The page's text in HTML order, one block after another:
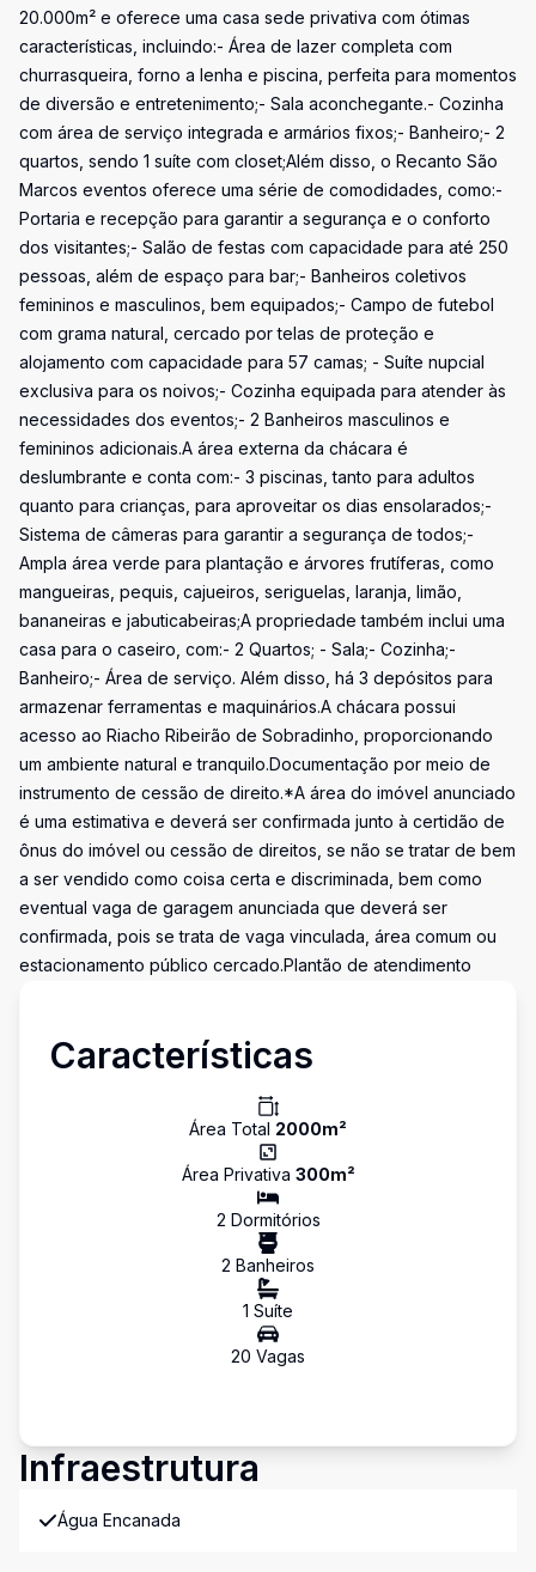
20.000m² e oferece uma casa sede privativa com ótimas
características, incluindo:- Área de lazer completa com
churrasqueira, forno a lenha e piscina, perfeita para momentos
de diversão e entretenimento;- Sala aconchegante.- Cozinha
com área de serviço integrada e armários fixos;- Banheiro;- 2
quartos, sendo 1 suíte com closet;Além disso, o Recanto São
Marcos eventos oferece uma série de comodidades, como:-
Portaria e recepção para garantir a segurança e o conforto
dos visitantes;- Salão de festas com capacidade para até 250
pessoas, além de espaço para bar;- Banheiros coletivos
femininos e masculinos, bem equipados;- Campo de futebol
com grama natural, cercado por telas de proteção e
alojamento com capacidade para 57 camas; - Suíte nupcial
exclusiva para os noivos;- Cozinha equipada para atender às
necessidades dos eventos;- 2 Banheiros masculinos e
femininos adicionais.A área externa da chácara é
deslumbrante e conta com:- 3 piscinas, tanto para adultos
quanto para crianças, para aproveitar os dias ensolarados;-
Sistema de câmeras para garantir a segurança de todos;-
Ampla área verde para plantação e árvores frutíferas, como
mangueiras, pequis, cajueiros, seriguelas, laranja, limão,
bananeiras e jabuticabeiras;A propriedade também inclui uma
casa para o caseiro, com:- 2 Quartos; - Sala;- Cozinha;-
Banheiro;- Área de serviço. Além disso, há 3 depósitos para
armazenar ferramentas e maquinários.A chácara possui
acesso ao Riacho Ribeirão de Sobradinho, proporcionando
um ambiente natural e tranquilo.Documentação por meio de
instrumento de cessão de direito.*A área do imóvel anunciado
é uma estimativa e deverá ser confirmada junto à certidão de
ônus do imóvel ou cessão de direitos, se não se tratar de bem
a ser vendido como coisa certa e discriminada, bem como
eventual vaga de garagem anunciada que deverá ser
confirmada, pois se trata de vaga vinculada, área comum ou
estacionamento público cercado.Plantão de atendimento
Características
Área Total 2000m²
Área Privativa 300m²
2 Dormitórios
2 Banheiros
1 Suíte
20 Vagas
Infraestrutura
Água Encanada